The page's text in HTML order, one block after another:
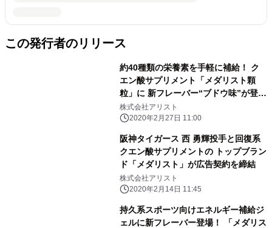
この発行者のリリース
約40種類の栄養素を手軽に補給！ ク
エン酸サプリメント「メダリスト顆
粒」に 新フレーバー“ブドウ味”が登
場、3/2～順次出荷開始
株式会社アリスト
2020年2月27日 11:00
阪神タイガース 西 勇輝投手と回復系
クエン酸サプリメントの トップブラン
ド「メダリスト」が広告契約を締結
株式会社アリスト
2020年2月14日 11:45
持久系スポーツ向けエネルギー補給ジ
ェルに新フレーバー登場！ 「メダリス